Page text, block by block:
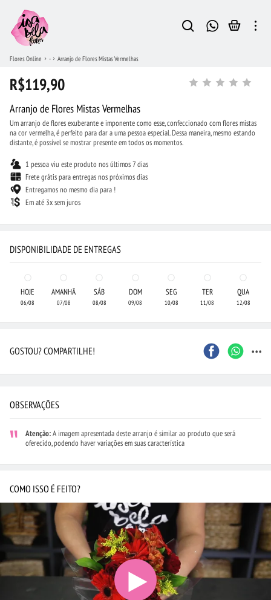
Flores Online - Arranjo de Flores Mistas Vermelhas
R$119,90
Arranjo de Flores Mistas Vermelhas
Um arranjo de flores exuberante e imponente como esse, confeccionado com flores mistas
na cor vermelha, é perfeito para dar a uma pessoa especial. Dessa maneira, mesmo estando
distante, é possível se mostrar presente em todos os momentos.
1 pessoa viu este produto nos últimos 7 dias
Frete grátis para entregas nos próximos dias
Entregamos no mesmo dia para !
Em até 3x sem juros
DISPONIBILIDADE DE ENTREGAS
HOJE
06/08
AMANHÃ
07/08
SÁB
08/08
DOM
09/08
SEG
10/08
TER
11/08
QUA
12/08
GOSTOU? COMPARTILHE! ...
OBSERVAÇÕES
Atenção:A imagem apresentada deste arranjo é similar ao produto que será
oferecido, podendo haver variações em suas característica
COMO ISSO É FEITO?